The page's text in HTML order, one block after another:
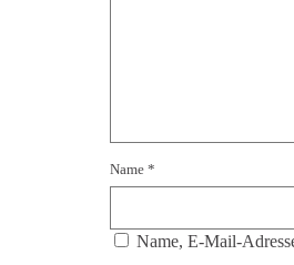
Name*
Name, E-Mail-